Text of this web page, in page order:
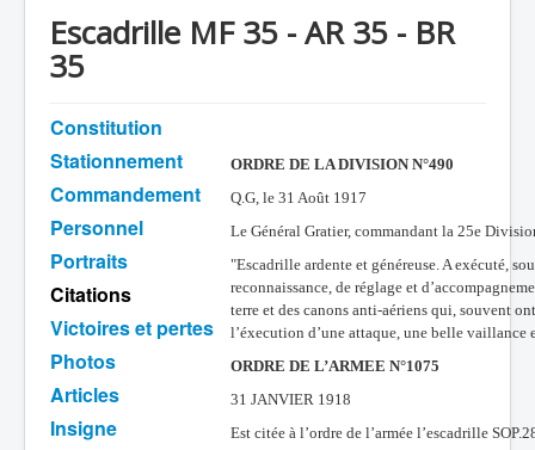
Chronologie
Escadrilles
Organisation
Avions
Personnels
Doctrines
Batailles
Les As
Cahiers des As
Escadrille MF 35 - AR 35 - BR
35
Constitution
Stationnement
Commandement
Personnel
Portraits
Citations
Victoires et pertes
Photos
Articles
Insigne
ORDRE DE LA DIVISION N°490
Q.G, le 31 Août 1917
Le Général Gratier, commandant la 25e
"Escadrille ardente et généreuse. A exécuté,
reconnaissance, de réglage et
terre et des canons anti-aériens qui, souvent
l’éxecution d’une attaque, une belle vaillance
ORDRE DE L’ARMEE N°1075
31 JANVIER 1918
Est citée à l’ordre de l’armée l’escadrille